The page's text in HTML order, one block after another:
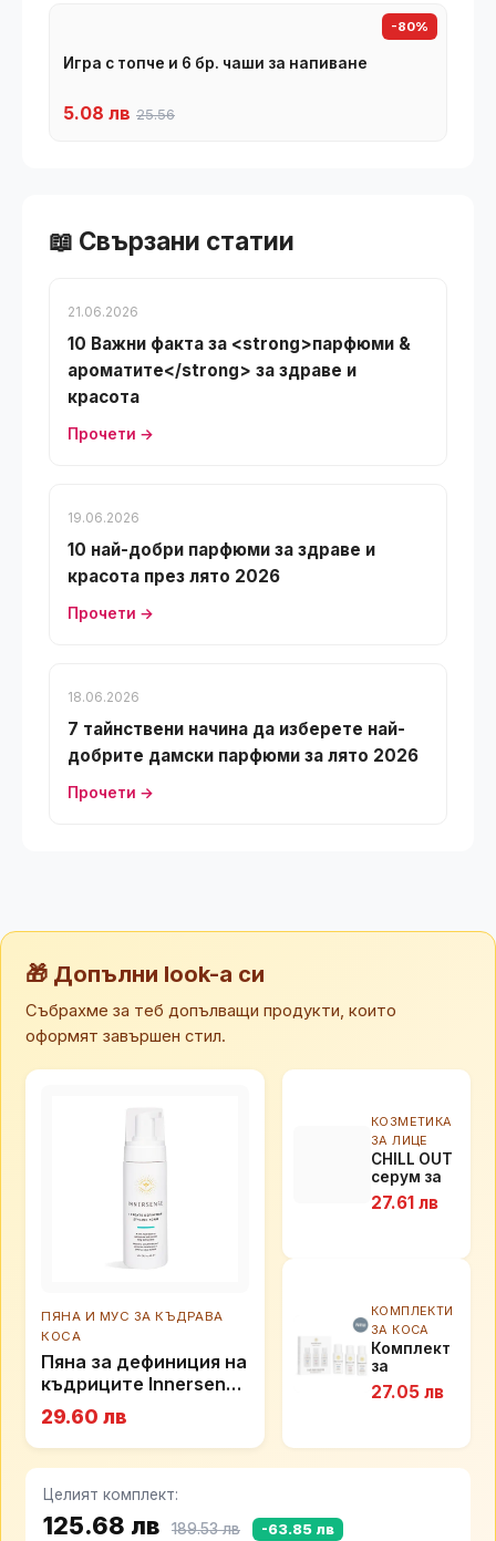
-80%
Игра с топче и 6 бр. чаши за напиване
5.08 лв 25.56
📖 Свързани статии
21.06.2026
10 Важни факта за <strong>парфюми &
ароматите</strong> за здраве и
красота
Прочети →
19.06.2026
10 най-добри парфюми за здраве и
красота през лято 2026
Прочети →
18.06.2026
7 тайнствени начина да изберете най-
добрите дамски парфюми за лято 2026
Прочети →
🎁 Допълни look-а си
Събрахме за теб допълващи продукти, които
оформят завършен стил.
ПЯНА И МУС ЗА КЪДРАВА
КОСА
Пяна за дефиниция на
къдриците Innersense
I Create Definition,
177мл
29.60 лв
КОЗМЕТИКА
ЗА ЛИЦЕ
CHILL OUT
серум за
устни -
връща
27.61 лв
КОМПЛЕКТИ
ЗА КОСА
Комплект
за
оформяне
на всеки
къдрава
коса в 3
27.05 лв
Целият комплект:
125.68 лв 189.53 лв -63.85 лв